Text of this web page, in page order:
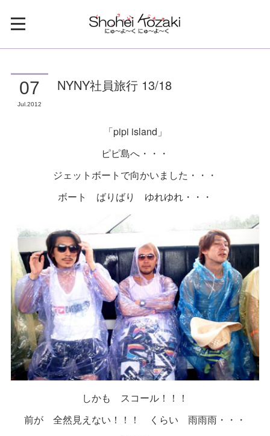
07
Jul 2012
NYNY社員旅行 13/18
「pipi island」
ピピ島へ・・・
ジェットボートで向かいました・・・
ボート ばりばり ゆれゆれ・・・
しかも スコール！！！
前が 全然見えない！！！ くらい 雨雨雨・・・